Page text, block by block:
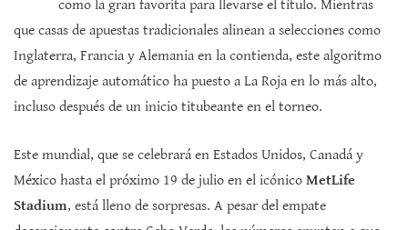
como la gran favorita para llevarse el título. Mientras
que casas de apuestas tradicionales alinean a selecciones como
Inglaterra, Francia y Alemania en la contienda, este algoritmo
de aprendizaje automático ha puesto a La Roja en lo más alto,
incluso después de un inicio titubeante en el torneo.
Este mundial, que se celebrará en Estados Unidos, Canadá y
México hasta el próximo 19 de julio en el icónico MetLife
Stadium, está lleno de sorpresas. A pesar del empate